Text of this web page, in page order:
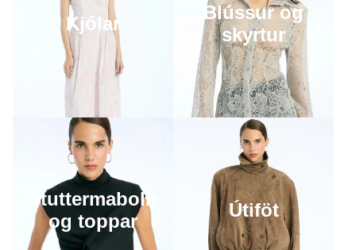
Kjólar
Blússur og
skyrtur
Stuttermabolir
og toppar
Útiföt